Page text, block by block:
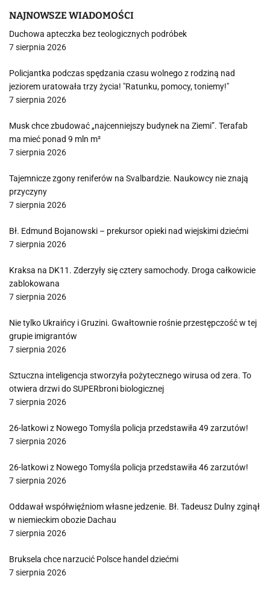
NAJNOWSZE WIADOMOŚCI
Duchowa apteczka bez teologicznych podróbek
7 sierpnia 2026
Policjantka podczas spędzania czasu wolnego z rodziną nad
jeziorem uratowała trzy życia! "Ratunku, pomocy, toniemy!"
7 sierpnia 2026
Musk chce zbudować „najcenniejszy budynek na Ziemi”. Terafab
ma mieć ponad 9 mln m²
7 sierpnia 2026
Tajemnicze zgony reniferów na Svalbardzie. Naukowcy nie znają
przyczyny
7 sierpnia 2026
Bł. Edmund Bojanowski – prekursor opieki nad wiejskimi dziećmi
7 sierpnia 2026
Kraksa na DK11. Zderzyły się cztery samochody. Droga całkowicie
zablokowana
7 sierpnia 2026
Nie tylko Ukraińcy i Gruzini. Gwałtownie rośnie przestępczość w tej
grupie imigrantów
7 sierpnia 2026
Sztuczna inteligencja stworzyła pożytecznego wirusa od zera. To
otwiera drzwi do SUPERbroni biologicznej
7 sierpnia 2026
26-latkowi z Nowego Tomyśla policja przedstawiła 49 zarzutów!
7 sierpnia 2026
26-latkowi z Nowego Tomyśla policja przedstawiła 46 zarzutów!
7 sierpnia 2026
Oddawał współwięźniom własne jedzenie. Bł. Tadeusz Dulny zginął
w niemieckim obozie Dachau
7 sierpnia 2026
Bruksela chce narzucić Polsce handel dziećmi
7 sierpnia 2026